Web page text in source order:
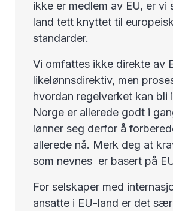
ikke er medlem av EU, er vi
land tett knyttet til
standarder.
Vi omfattes ikke direkte av
likelønnsdirektiv, men
hvordan regelverket kan bli
Norge er allerede godt i
lønner seg derfor å
allerede nå. Merk deg at
som nevnes er basert på
For selskaper med
ansatte i EU-land er det